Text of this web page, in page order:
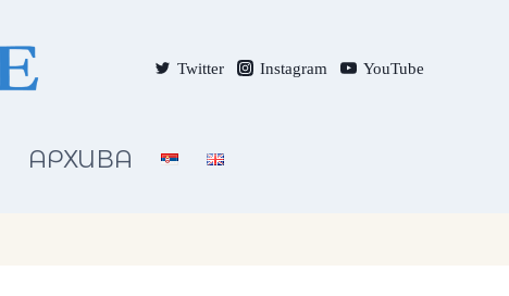
Twitter Instagram YouTube
АРХИВА